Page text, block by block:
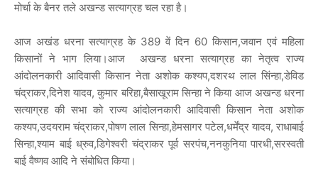
मोर्चा के बैनर तले अखन्ड सत्याग्रह चल रहा है।
आज अखंड धरना सत्याग्रह के 389 वें दिन 60 किसान,जवान एवं महिला
किसानों ने भाग लिया।आज अखन्ड धरना सत्याग्रह का नेतृत्व राज्य
आंदोलनकारी आदिवासी किसान नेता अशोक कश्यप,दशरथ लाल सिंन्हा,डेविड
चंद्राकर,दिनेश यादव, कुमार बरिहा,बैसाखूराम सिन्हा ने किया आज अखन्ड धरना
सत्याग्रह की सभा को राज्य आंदोलनकारी आदिवासी किसान नेता अशोक
कश्यप,उदयराम चंद्राकर,पोषण लाल सिन्हा,हेमसागर पटेल,धर्मेंद्र यादव, राधाबाई
सिन्हा,श्याम बाई ध्रुव,डिगेश्वरी चंद्राकर पूर्व सरपंच,ननकुनिया पारधी,सरस्वती
बाई वैष्णव आदि ने संबोधित किया।